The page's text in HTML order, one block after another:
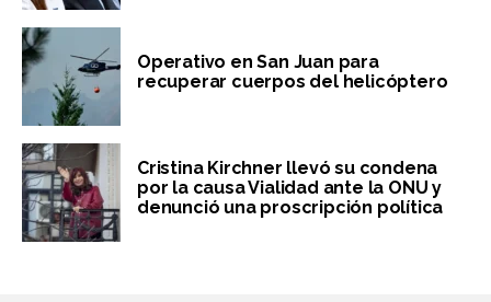
Operativo en San Juan para
recuperar cuerpos del helicóptero
Cristina Kirchner llevó su condena
por la causa Vialidad ante la ONU y
denunció una proscripción política